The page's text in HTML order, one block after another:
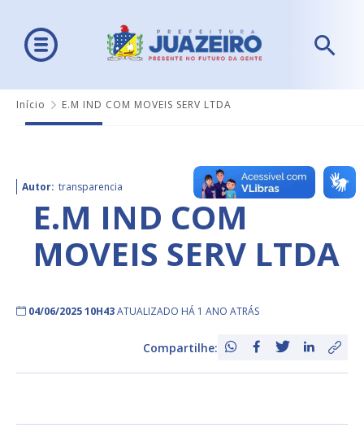
Início E.M IND COM MOVEIS SERV LTDA
Autor: transparencia
E.M IND COM
MOVEIS SERV LTDA
04/06/2025 10H43ATUALIZADO HÁ 1 ANO ATRÁS
Compartilhe: